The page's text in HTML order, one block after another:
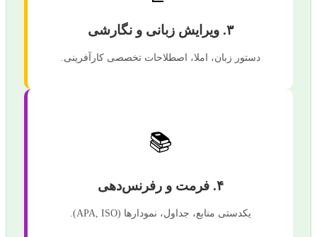
۳. ویرایش زبانی و نگارشی
دستور زبان، املا، اصطلاحات تخصصی کارآفرینی.
📚
۴. فرمت و رفرنس‌دهی
یکدستی منابع، جداول، نمودارها (APA, ISO).